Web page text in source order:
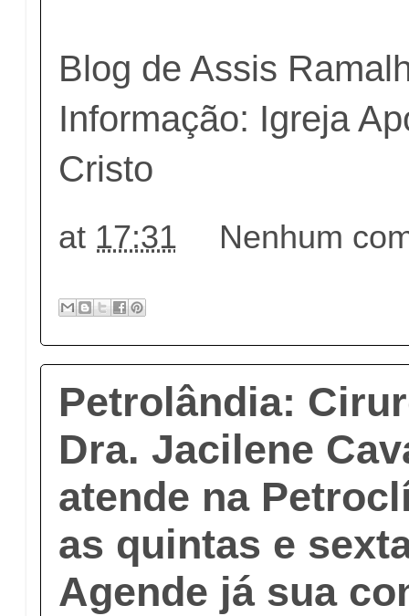
Blog de Assis
Informação: Igreja
Cristo
at 17:31 Nenhum
Petrolândia:
Dra. Jacilene
atende na
as quintas e
Agende já sua